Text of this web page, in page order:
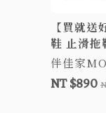
【買就
鞋 止滑拖
伴佳家
NT $890